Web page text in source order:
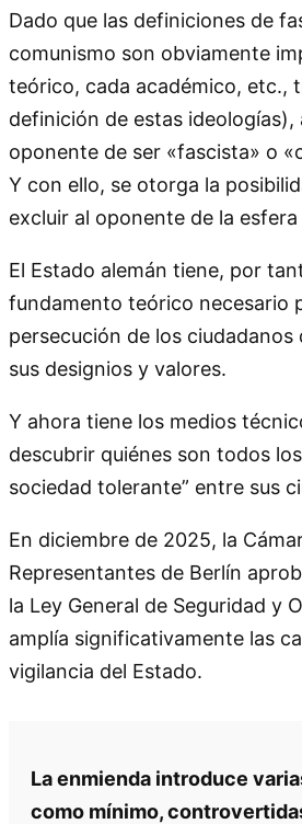
Dado que las definiciones de
comunismo son obviamente
teórico, cada académico, etc.,
definición de estas ideologías),
oponente de ser «fascista» o
Y con ello, se otorga la
excluir al oponente de la esfera
El Estado alemán tiene, por
fundamento teórico necesario
persecución de los ciudadanos
sus designios y valores.
Y ahora tiene los medios
descubrir quiénes son todos
sociedad tolerante” entre sus
En diciembre de 2025, la
Representantes de Berlín
la Ley General de Seguridad y
amplía significativamente las
vigilancia del Estado.
La enmienda introduce
como mínimo,